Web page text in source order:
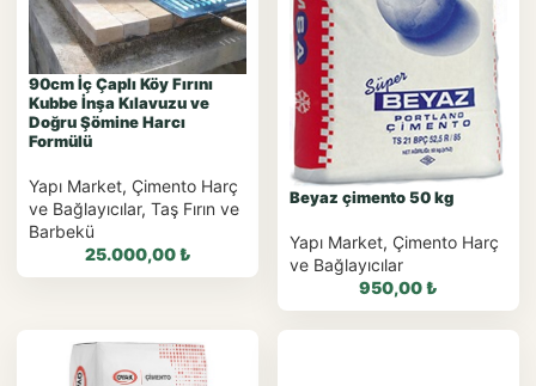
WhatsApp Teklif Al WhatsApp Teklif Al
90cm İç Çaplı Köy Fırını
Kubbe İnşa Kılavuzu ve
Doğru Şömine Harcı
Formülü
Yapı Market, Çimento Harç
ve Bağlayıcılar, Taş Fırın ve
Barbekü
25.000,00₺
Beyaz çimento 50 kg
Yapı Market, Çimento Harç
ve Bağlayıcılar
950,00₺